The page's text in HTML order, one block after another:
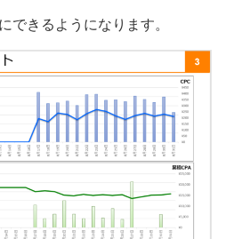
できるようになります。